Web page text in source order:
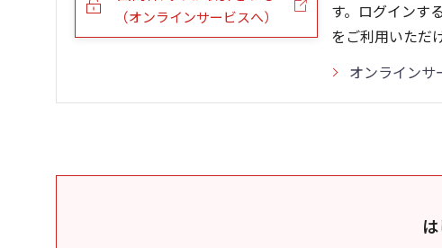
（オンラインサービスへ）
す。ログインす
をご利用いただ
オンラインサ